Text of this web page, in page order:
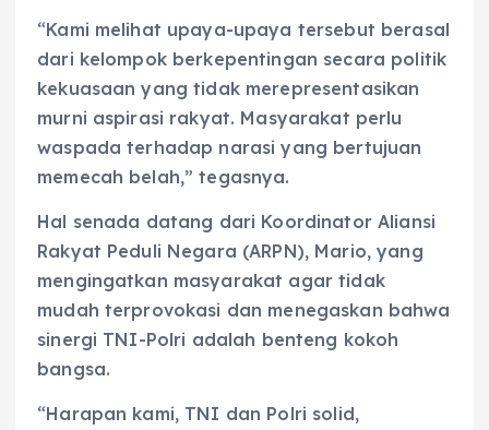
“Kami melihat upaya-upaya tersebut berasal
dari kelompok berkepentingan secara politik
kekuasaan yang tidak merepresentasikan
murni aspirasi rakyat. Masyarakat perlu
waspada terhadap narasi yang bertujuan
memecah belah,” tegasnya.
Hal senada datang dari Koordinator Aliansi
Rakyat Peduli Negara (ARPN), Mario, yang
mengingatkan masyarakat agar tidak
mudah terprovokasi dan menegaskan bahwa
sinergi TNI-Polri adalah benteng kokoh
bangsa.
“Harapan kami, TNI dan Polri solid,